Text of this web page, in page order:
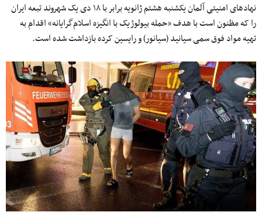
نهادهای امنیتی آلمان یکشنبه هشتم ژانویه برابر با ۱۸ دی یک شهروند تبعه ایران
را که مظنون است با هدف «حمله بیولوژیک با انگیزه اسلام‌گرایانه» اقدام به
تهیه مواد فوق سمی سیانید (سیانور) و رایسین کرده بازداشت شده است.